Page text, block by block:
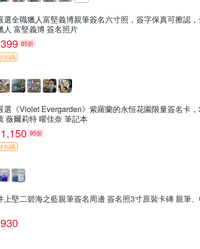
選全職獵人富堅義博親筆簽名六寸照，簽字保真可擦認
人 富堅義博 簽名照片
399 85折
扣碼
選《Violet Evergarden》紫羅蘭的永恒花園限量簽名卡
薇爾莉特 曜佳奈 筆記本
1,150 95折
扣碼
上堅二碧海之藍親筆簽名周邊 簽名照3寸原裝卡磚 親筆
930